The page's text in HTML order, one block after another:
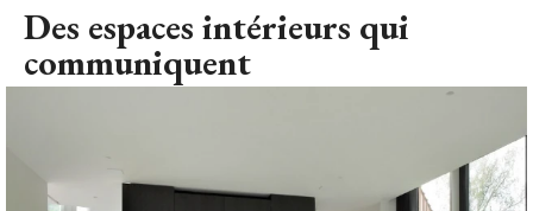
Des espaces intérieurs qui
communiquent